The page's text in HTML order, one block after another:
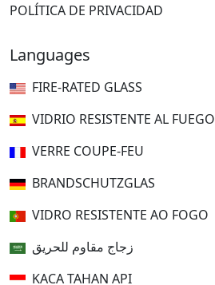
POLÍTICA DE PRIVACIDAD
Languages
FIRE-RATED GLASS
VIDRIO RESISTENTE AL FUEGO
VERRE COUPE-FEU
BRANDSCHUTZGLAS
VIDRO RESISTENTE AO FOGO
زجاج مقاوم للحريق
KACA TAHAN API